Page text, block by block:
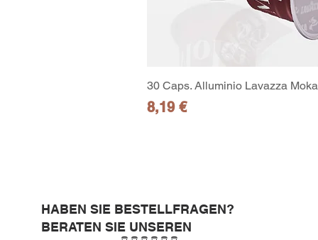
30 Caps. Alluminio Lavazza
Preis
8,19 €
HABEN SIE BESTELLFRAGEN?
BERATEN SIE UNSEREN